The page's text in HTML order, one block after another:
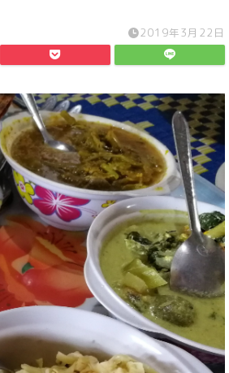
2019年3月22日